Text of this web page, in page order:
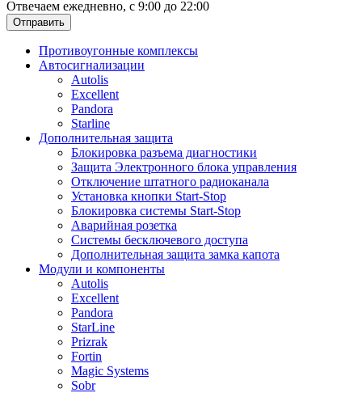
Отвечаем ежедневно, с 9:00 до 22:00
Отправить
Противоугонные комплексы
Автосигнализации
Autolis
Excellent
Pandora
Starline
Дополнительная защита
Блокировка разъема диагностики
Защита Электронного блока управления
Отключение штатного радиоканала
Установка кнопки Start-Stop
Блокировка системы Start-Stop
Аварийная розетка
Системы бесключевого доступа
Дополнительная защита замка капота
Модули и компоненты
Autolis
Excellent
Pandora
StarLine
Prizrak
Fortin
Magic Systems
Sobr